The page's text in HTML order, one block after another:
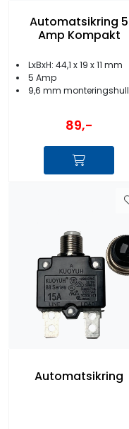
Automatsikring 5
Amp Kompakt
LxBxH: 44,1 x 19 x 11 mm
5 Amp
9,6 mm monteringshull
89,-
Automatsikring